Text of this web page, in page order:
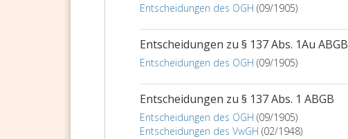
Entscheidungen des OGH (09/1905)
Entscheidungen zu § 137 Abs. 1Au ABGB
Entscheidungen des OGH (09/1905)
Entscheidungen zu § 137 Abs. 1 ABGB
Entscheidungen des OGH (09/1905)
Entscheidungen des VwGH (02/1948)